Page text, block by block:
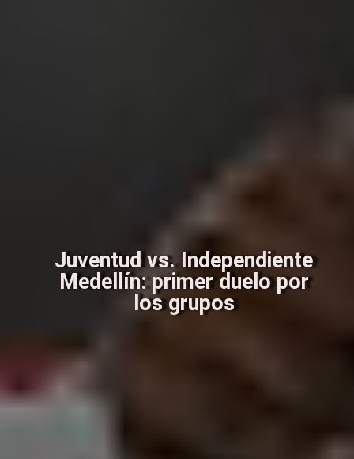
Juventud vs. Independiente
Medellín: primer duelo por
los grupos